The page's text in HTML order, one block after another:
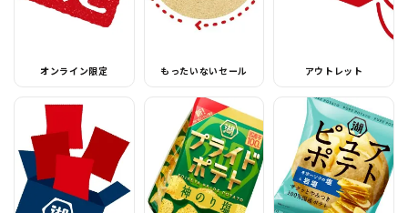
オンライン限定 もったいないセール アウトレット